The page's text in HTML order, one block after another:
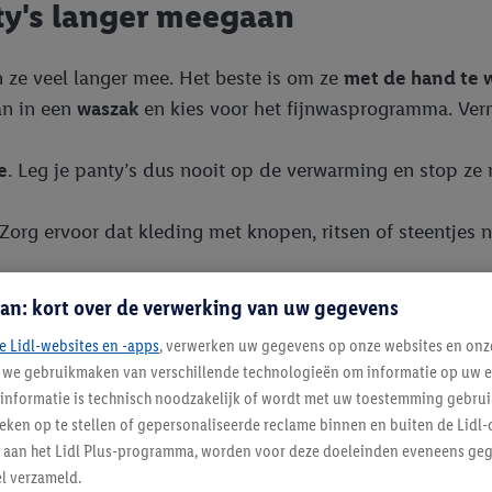
langer meegaan
veel langer mee. Het beste is om ze met de hand te
in een waszak en kies voor het fijnwasprogramma.
. Leg je panty’s dus nooit op de verwarming en stop
ervoor dat kleding met knopen, ritsen of
voor elke gelegenheid
maken en zorgen voor extra comfort. Als je weet
zitten, vind je moeiteloos het perfecte model. En
kort over de verwerking van uw gegevens
Lidl-websites en -apps, verwerken uw gegevens op onze websites en
gebruikmaken van verschillende technologieën om informatie op uw
is technisch noodzakelijk of wordt met uw toestemming
op te stellen of gepersonaliseerde reclame binnen en buiten de Lidl-
het Lidl Plus-programma, worden voor deze doeleinden eveneens
verzameld.